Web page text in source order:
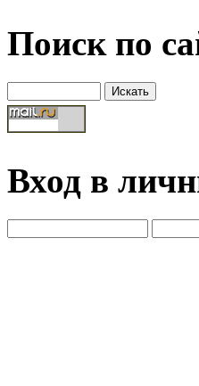
Поиск по
Вход в